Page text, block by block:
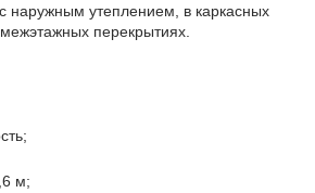
наружным утеплением, в каркасных
перекрытиях.
м;